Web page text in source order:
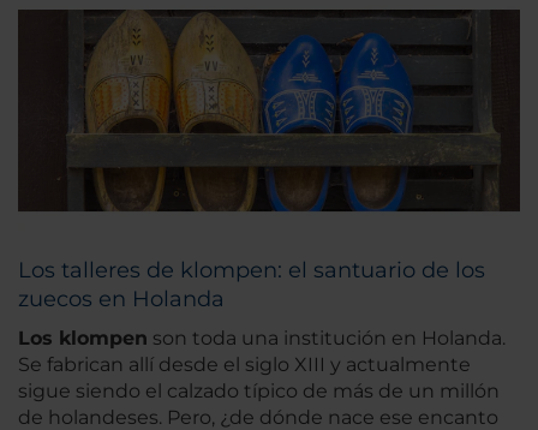
Los talleres de klompen: el santuario de los
zuecos en Holanda
Los klompen son toda una institución en Holanda.
Se fabrican allí desde el siglo XIII y actualmente
sigue siendo el calzado típico de más de un millón
de holandeses. Pero, ¿de dónde nace ese encanto